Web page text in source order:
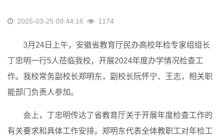
2025-03-25 09:44:16 1174
3月24日上午，安徽省教育厅民办高校年检专家组组长
丁忠明一行5人莅临我校，开展2024年度办学情况检查工
作。我校常务副校长郑明东，副校长阮怀宁、王志，相关职
能部门负责人参加。
会上，丁忠明传达了省教育厅关于开展年度检查工作的
有关要求和具体工作安排。郑明东代表全体教职工对年检工